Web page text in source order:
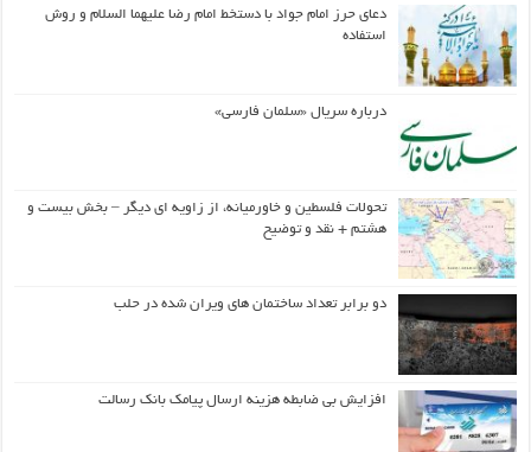
دعای حرز امام جواد با دستخط امام رضا علیهما السلام و روش
استفاده
درباره سریال «سلمان فارسی»
تحولات فلسطین و خاورمیانه، از زاویه ای دیگر – بخش بیست و
هشتم + نقد و توضیح
دو برابر تعداد ساختمان های ویران شده در حلب
افزایش بی ضابطه هزینه ارسال پیامک بانک رسالت